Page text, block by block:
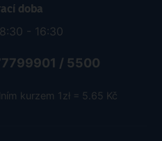
doba
- 16:30
/ 5500
kurzem 1zł = 5.65 Kč